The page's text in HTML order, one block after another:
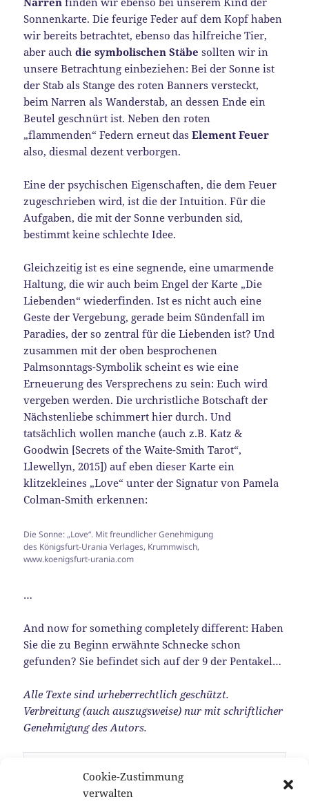
Cookie-Zustimmung
verwalten
Sonnenkarte. Die feurige Feder auf dem Kopf haben
wir bereits betrachtet, ebenso das hilfreiche Tier,
aber auchdie symbolischen Stäbe sollten wir in
unsere Betrachtung einbeziehen: Bei der Sonne ist
der Stab als Stange des roten Banners versteckt,
beim Narren als Wanderstab, an dessen Ende ein
Beutel geschnürt ist. Neben den roten
„flammenden“ Federn erneut dasElement Feuer
also, diesmal dezent verborgen.
Eine der psychischen Eigenschaften, die dem Feuer
zugeschrieben wird, ist die der Intuition. Für die
Aufgaben, die mit der Sonne verbunden sid,
bestimmt keine schlechte Idee.
Gleichzeitig ist es eine segnende, eine umarmende
Haltung, die wir auch beim Engel der Karte „Die
Liebenden“ wiederfinden. Ist es nicht auch eine
Geste der Vergebung, gerade beim Sündenfall im
Paradies, der so zentral für die Liebenden ist? Und
zusammen mit der oben besprochenen
Palmsonntags-Symbolik scheint es wie eine
Erneuerung des Versprechens zu sein: Euch wird
vergeben werden. Die urchristliche Botschaft der
Nächstenliebe schimmert hier durch. Und
tatsächlich wollen manche (auch z.B. Katz &
Goodwin [Secrets of the Waite-Smith Tarot“,
Llewellyn, 2015]) auf eben dieser Karte ein
klitzekleines „Love“ unter der Signatur von Pamela
Colman-Smith erkennen:
Die Sonne: „Love“. Mit freundlicher Genehmigung
des Königsfurt-Urania Verlages, Krummwisch,
www.koenigsfurt-urania.com
…
And now for something completely different: Haben
Sie die zu Beginn erwähnte Schnecke schon
gefunden? Sie befindet sich auf der 9 der Pentakel…
Alle Texte sind urheberrechtlich geschützt.
Verbreitung (auch auszugsweise) nur mit schriftlicher
Genehmigung des Autors.
Genehmigung des Königsfurt-Urania Verlages,
Krummwisch, © Königsfurt-Urania Verlag,